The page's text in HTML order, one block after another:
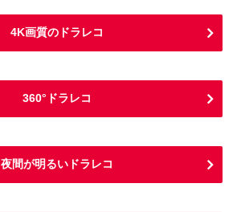
4K画質のドラレコ
360°ドラレコ
夜間が明るいドラレコ